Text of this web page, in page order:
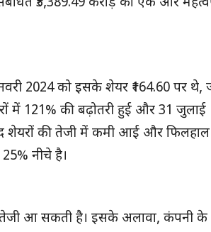
2024 को इसके शेयर ₹164.60 पर थे,
में 121% की बढ़ोतरी हुई और 31 जुलाई
शेयरों की तेजी में कमी आई और
नीचे है।
आ सकती है। इसके अलावा, कंपनी के